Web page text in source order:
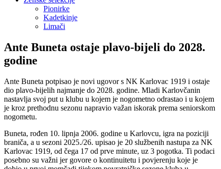
Pionirke
Kadetkinje
Limači
Ante Buneta ostaje plavo-bijeli do 2028.
godine
Ante Buneta potpisao je novi ugovor s NK Karlovac 1919 i ostaje
dio plavo-bijelih najmanje do 2028. godine. Mladi Karlovčanin
nastavlja svoj put u klubu u kojem je nogometno odrastao i u kojem
je kroz prethodnu sezonu napravio važan iskorak prema seniorskom
nogometu.
Buneta, rođen 10. lipnja 2006. godine u Karlovcu, igra na poziciji
braniča, a u sezoni 2025./26. upisao je 20 službenih nastupa za NK
Karlovac 1919, od čega 17 od prve minute, uz 3 pogotka. Ti podaci
posebno su važni jer govore o kontinuitetu i povjerenju koje je